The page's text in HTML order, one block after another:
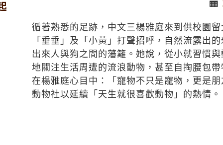
循著熟悉的足跡，中文三楊雅庭來到供校園
「垂垂」及「小黃」打聲招呼，自然流露出
出來人與狗之間的藩籬。她說，從小就習慣
地關注生活周遭的流浪動物，甚至自掏腰包
在楊雅庭心目中：「寵物不只是寵物，更是
動物社以延續「天生就很喜歡動物」的熱情。